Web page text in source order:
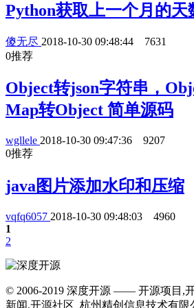
Python获取上一个月的天
傻无尽 2018-10-30 09:48:44
7631
0推荐
Object转json字符串，
Map转Object 简单源码
wgllele 2018-10-30 09:47:36
9207
0推荐
java图片添加水印和压缩
vqfq6057 2018-10-30 09:48:03
4960
1
2
© 2006-2019 深度开源 —— 开源项目,
新闻,开源社区 杭州精创信息技术有限